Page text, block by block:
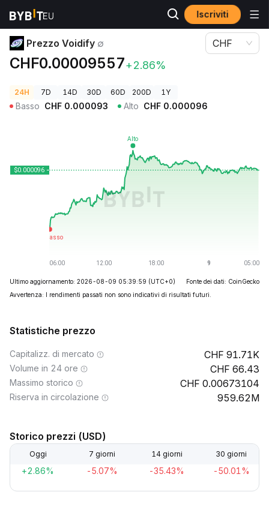
Iscriviti
Prezzi Crypto
Prezzo Voidify ∅
CHF0.00009557+2.86%
CHF
24H 7D 14D 30D 60D 200D 1Y
Basso CHF 0.000093 Alto CHF 0.000096
Ultimo aggiornamento: 2026-08-09 05:39:59 (UTC+0)
Fonte dei dati: CoinGecko
Avvertenza: I rendimenti passati non sono indicativi di risultati futuri.
Statistiche prezzo
Capitalizz. di mercato 91.71K
Volume in 24 ore 66.43
Massimo storico 0.00673104
Riserva in circolazione 959.62M
Storico prezzi (USD)
Oggi 7 giorni 14 giorni 30 giorni
+2.86% -5.07% -35.43% -50.01%